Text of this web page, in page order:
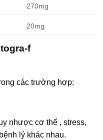
270mg
20mg
f
các trường hợp:
nhược cơ thể , stress,
lý khác nhau.